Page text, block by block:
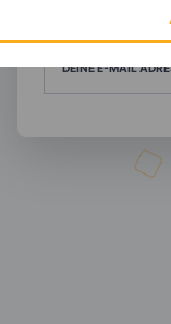
DEINE E-MAIL